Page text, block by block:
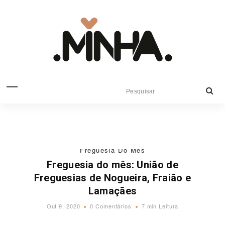
Freguesia Do Mês
Freguesia do mês: União de
Freguesias de Nogueira, Fraião e
Lamaçães
Out 9, 2020 0 Comentários 7 min Leitura